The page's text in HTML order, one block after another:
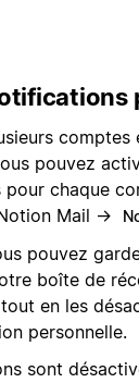
comptes
pouvez
chaque
Mail →
pouvez
boîte de
en les
personnelle.
sont